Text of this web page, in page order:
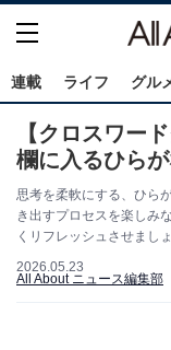
連載 ライフ グル
【クロスワー
欄に入るひら
思考を柔軟にする、ひら
き出すプロセスを楽しみ
くリフレッシュさせましょ
2026.05.23
All About ニュース編集部